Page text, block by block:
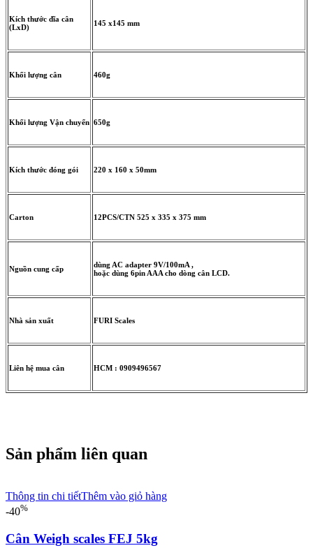
Kích thước đĩa cân
(LxD)
145 x145 mm
Khối lượng cân 460g
Khối lượng Vận chuyển 650g
Kích thước đóng gói 220 x 160 x 50mm
Carton 12PCS/CTN 525 x 335 x 375 mm
Nguồn cung cấp
dùng AC adapter 9V/100mA ,
hoặc dùng 6pin AAA cho dòng cân LCD.
Nhà sản xuất FURI Scales
Liên hệ mua cân HCM : 0909496567
Sản phẩm liên quan
Thông tin chi tiếtThêm vào giỏ hàng
-40%
Cân Weigh scales FEJ 5kg